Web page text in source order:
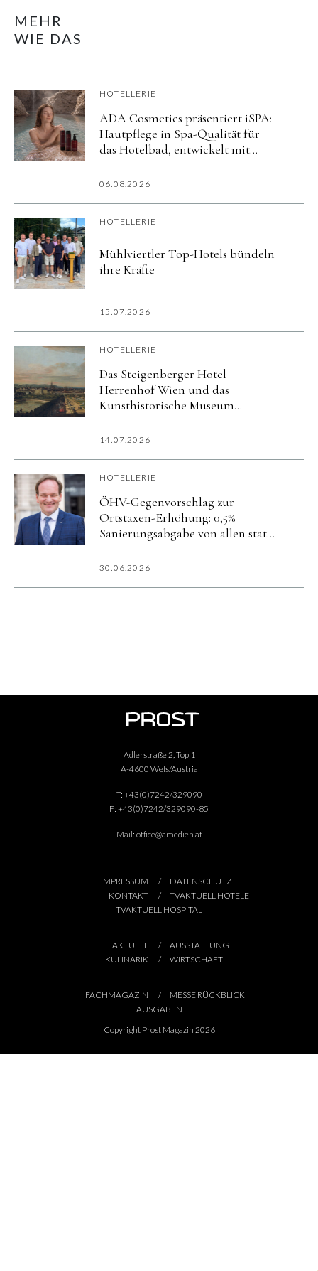
MEHR
WIE DAS
HOTELLERIE
ADA Cosmetics präsentiert iSPA:
Hautpflege in Spa-Qualität für
das Hotelbad, entwickelt mit
06.08.2026
HOTELLERIE
Mühlviertler Top-Hotels bündeln
ihre Kräfte
15.07.2026
HOTELLERIE
Das Steigenberger Hotel
Herrenhof Wien und das
Kunsthistorische Museum
Package zur Ausstellung
14.07.2026
HOTELLERIE
ÖHV-Gegenvorschlag zur
Ortstaxen-Erhöhung: 0,5%
Sanierungsabgabe von allen statt
30.06.2026
Adlerstraße 2, Top 1
A-4600 Wels/Austria
T: +43(0)7242/329090
F: +43(0)7242/329090-85
Mail: office@amedien.at
IMPRESSUM
DATENSCHUTZ
KONTAKT
TVAKTUELL HOTELE
TVAKTUELL HOSPITAL
AKTUELL
AUSSTATTUNG
KULINARIK
WIRTSCHAFT
FACHMAGAZIN
MESSE RÜCKBLICK
AUSGABEN
Copyright Prost Magazin 2026